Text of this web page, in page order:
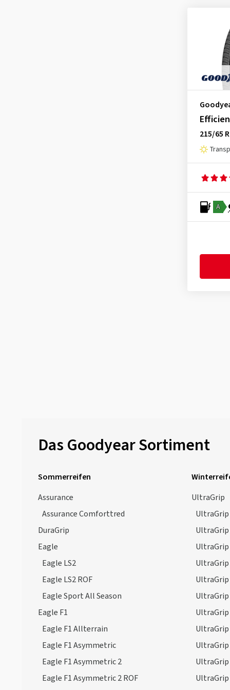
215/65
A
Das Goodyear Sortiment
Sommerreifen
Assurance
Assurance Comforttred
DuraGrip
Eagle
Eagle LS2
Eagle LS2 ROF
Eagle Sport All Season
Eagle F1
Eagle F1 Allterrain
Eagle F1 Asymmetric
Eagle F1 Asymmetric 2
Eagle F1 Asymmetric 2 ROF
UltraGrip
UltraGrip
UltraGrip
UltraGrip
UltraGrip
UltraGrip